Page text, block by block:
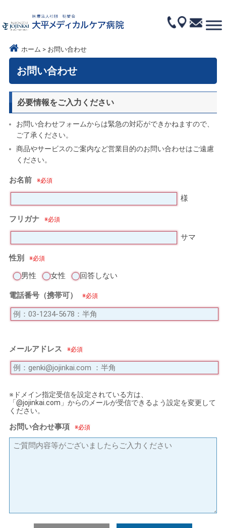
ホーム お問い合わせ
お問い合わせ
必要情報をご入力ください
お問い合わせフォームからは緊急の対応ができかねますので、
ご了承ください。
商品やサービスのご案内など営業目的のお問い合わせはご遠慮
ください。
お名前
様
フリガナ
サマ
性別
男性
女性 回答しない
電話番号（携帯可）
メールアドレス
※ドメイン指定受信を設定されている方は、
「@jojinkai.com」からのメールが受信できるよう設定を変更して
ください。
お問い合わせ事項